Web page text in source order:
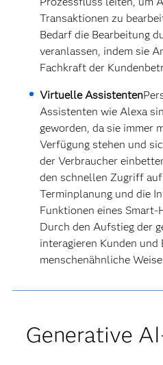
Transaktionen zu
Bedarf die Bearbeitung
veranlassen, indem sie
Fachkraft der
Virtuelle Assistenten
Assistenten wie Alexa
geworden, da sie immer
Verfügung stehen und
der Verbraucher
den schnellen Zugriff
Terminplanung und die
Funktionen eines Smart-
Durch den Aufstieg der
interagieren Kunden und
menschenähnliche
Generative